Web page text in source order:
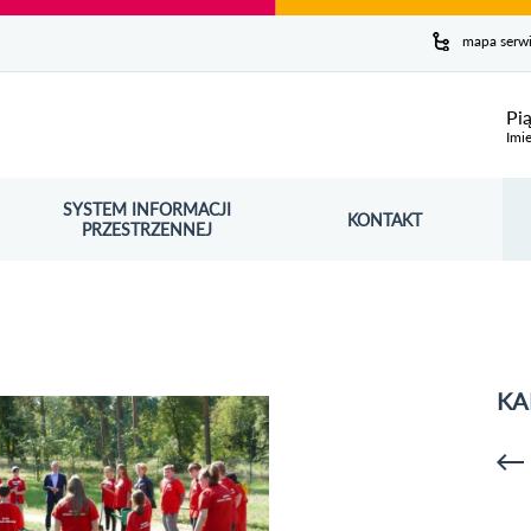
mapa
SYSTEM INFORMACJI
PRZESTRZENNEJ
OTWORZY SIĘ W NOWYM OKNIE KONTAKT